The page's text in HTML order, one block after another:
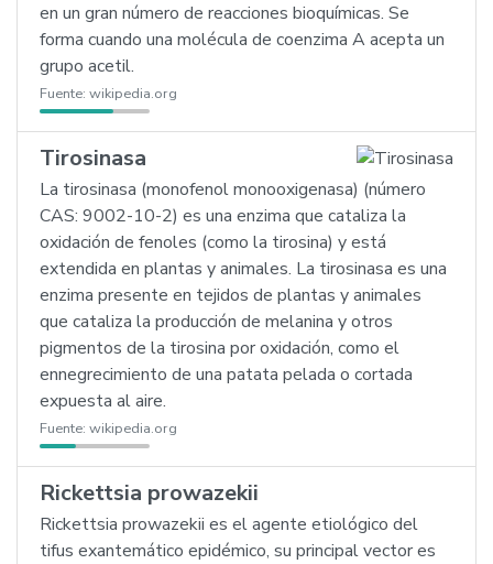
en un gran número de reacciones bioquímicas. Se
forma cuando una molécula de coenzima A acepta un
grupo acetil.
Fuente: wikipedia.org
Tirosinasa
La tirosinasa (monofenol monooxigenasa) (número
CAS: 9002-10-2) es una enzima que cataliza la
oxidación de fenoles (como la tirosina) y está
extendida en plantas y animales. La tirosinasa es una
enzima presente en tejidos de plantas y animales
que cataliza la producción de melanina y otros
pigmentos de la tirosina por oxidación, como el
ennegrecimiento de una patata pelada o cortada
expuesta al aire.
Fuente: wikipedia.org
Rickettsia prowazekii
Rickettsia prowazekii es el agente etiológico del
tifus exantemático epidémico, su principal vector es